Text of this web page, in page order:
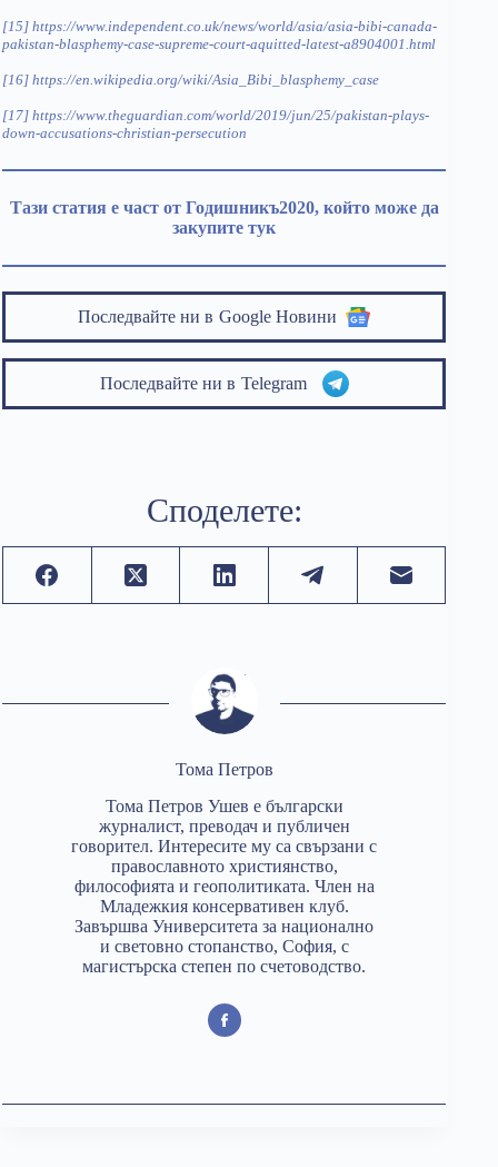
[15] https://www.independent.co.uk/news/world/asia/asia-bibi-canada-
pakistan-blasphemy-case-supreme-court-aquitted-latest-a8904001.html
[16] https://en.wikipedia.org/wiki/Asia_Bibi_blasphemy_case
[17] https://www.theguardian.com/world/2019/jun/25/pakistan-plays-
down-accusations-christian-persecution
Тази статия е част от Годишникъ2020, който може да
закупите тук
Последвайте ни в Google Новини
Последвайте ни в Telegram
Споделете:
Тома Петров
Тома Петров Ушев е български
журналист, преводач и публичен
говорител. Интересите му са свързани с
православното християнство,
философията и геополитиката. Член на
Младежкия консервативен клуб.
Завършва Университета за национално
и световно стопанство, София, с
магистърска степен по счетоводство.